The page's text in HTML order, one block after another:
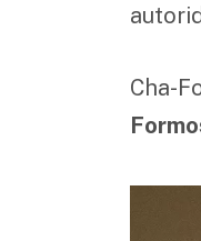
Cha-